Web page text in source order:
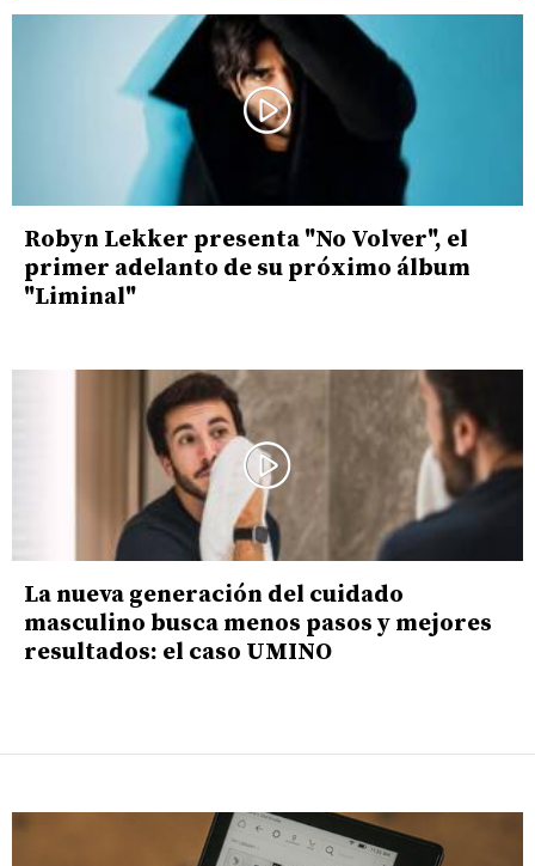
Robyn Lekker presenta "No Volver", el
primer adelanto de su próximo álbum
"Liminal"
La nueva generación del cuidado
masculino busca menos pasos y mejores
resultados: el caso UMINO